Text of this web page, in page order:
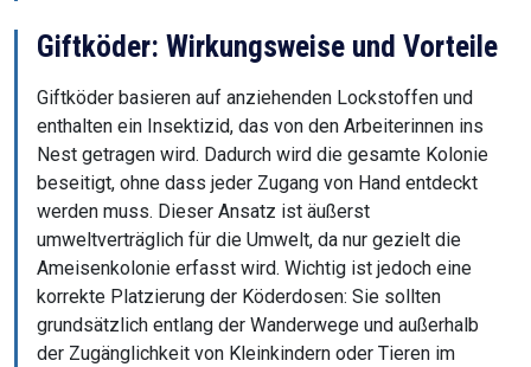
Giftköder: Wirkungsweise und Vorteile
Giftköder basieren auf anziehenden Lockstoffen und
enthalten ein Insektizid, das von den Arbeiterinnen ins
Nest getragen wird. Dadurch wird die gesamte Kolonie
beseitigt, ohne dass jeder Zugang von Hand entdeckt
werden muss. Dieser Ansatz ist äußerst
umweltverträglich für die Umwelt, da nur gezielt die
Ameisenkolonie erfasst wird. Wichtig ist jedoch eine
korrekte Platzierung der Köderdosen: Sie sollten
grundsätzlich entlang der Wanderwege und außerhalb
der Zugänglichkeit von Kleinkindern oder Tieren im